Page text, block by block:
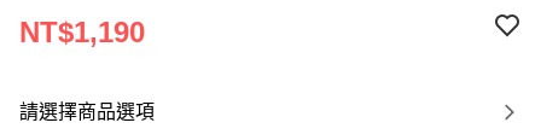
NT$1,190
請選擇商品選項